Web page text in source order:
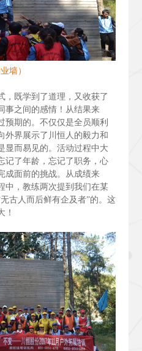
墙）
，既学到了道理，又收获了
事之间的感情！从结果来
预期的。不仅仅是全员顺利
外界展示了川恒人的毅力和
显而易见的。活动过程中大
记了年龄，忘记了职务，心
面前的挑战。从成绩来
中，教练两次提到我们在某
古人而后鲜有企及者”的。这
！